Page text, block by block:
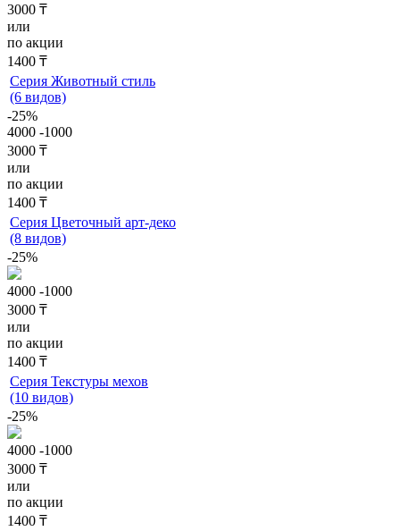
3000 ₸
или
по акции
1400 ₸
Серия Животный стиль
(6 видов)
-25%
4000 -1000
3000 ₸
или
по акции
1400 ₸
Серия Цветочный арт-деко
(8 видов)
-25%
4000 -1000
3000 ₸
или
по акции
1400 ₸
Серия Текстуры мехов
(10 видов)
-25%
4000 -1000
3000 ₸
или
по акции
1400 ₸